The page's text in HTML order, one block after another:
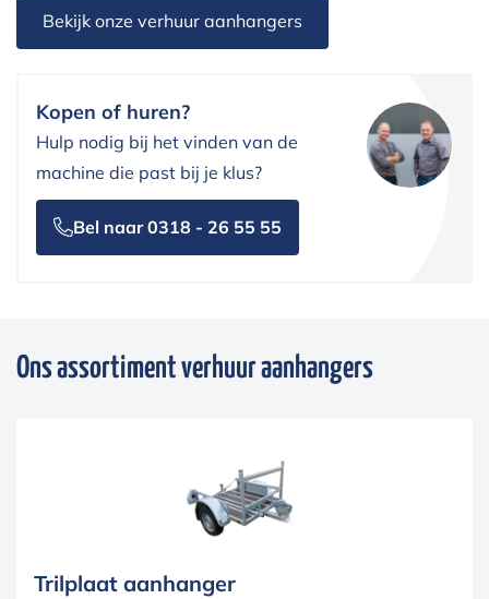
Bekijk onze verhuur aanhangers
Kopen of huren?
Hulp nodig bij het vinden van de
machine die past bij je klus?
Bel naar 0318 - 26 55 55
Ons assortiment verhuur aanhangers
Trilplaat aanhanger